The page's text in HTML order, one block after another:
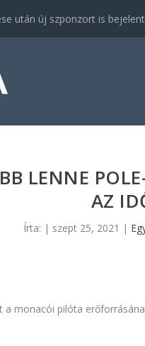
után új szponzort is
LENNE
AZ
Írta: | szept 25, 2021 |
a monacói pilóta